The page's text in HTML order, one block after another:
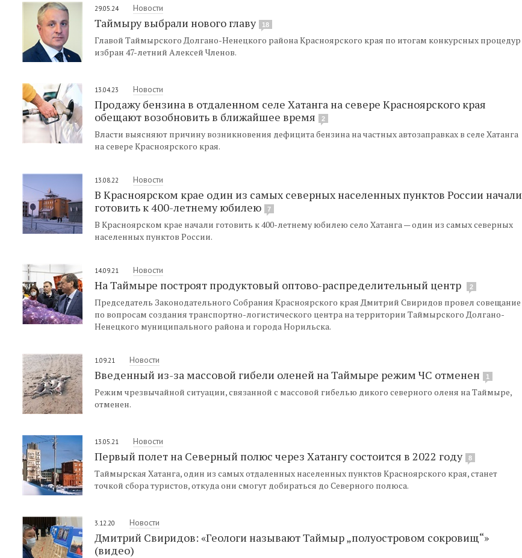
29.05.24 Новости
Таймыру выбрали нового главу 18
Главой Таймырского Долгано-Ненецкого района Красноярского края по итогам конкурсных процедур
избран 47-летний Алексей Членов.
13.04.23 Новости
Продажу бензина в отдаленном селе Хатанга на севере Красноярского края
обещают возобновить в ближайшее время
2
Власти выясняют причину возникновения дефицита бензина на частных автозаправках в селе Хатанга
на севере Красноярского края.
13.08.22 Новости
В Красноярском крае один из самых северных населенных пунктов России начали
готовить к 400-летнему юбилею
7
В Красноярском крае начали готовить к 400-летнему юбилею село Хатанга — один из самых северных
населенных пунктов России.
14.09.21 Новости
На Таймыре построят продуктовый оптово-распределительный центр 2
Председатель Законодательного Собрания Красноярского края Дмитрий Свиридов провел совещание
по вопросам создания транспортно-логистического центра на территории Таймырского Долгано-
Ненецкого муниципального района и города Норильска.
1.09.21 Новости
Введенный из-за массовой гибели оленей на Таймыре режим ЧС отменен 1
Режим чрезвычайной ситуации, связанной с массовой гибелью дикого северного оленя на Таймыре,
отменен.
13.05.21 Новости
Первый полет на Северный полюс через Хатангу состоится в 2022 году 8
Таймырская Хатанга, один из самых отдаленных населенных пунктов Красноярского края, станет
точкой сбора туристов, откуда они смогут добираться до Северного полюса.
3.12.20 Новости
Дмитрий Свиридов: «Геологи называют Таймыр „полуостровом сокровищ“»
(видео)